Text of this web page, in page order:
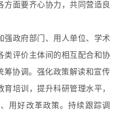
方面要齐心协力，共同营造良
政府部门、用人单位、学术
类评价主体间的相互配合和协
筹协调。强化政策解读和宣传
培训，提升科研管理水平，
用好改革政策。持续跟踪调